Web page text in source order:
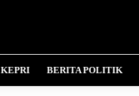
BERITA POLITIK